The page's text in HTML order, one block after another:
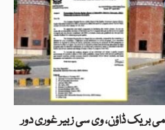
بریک ڈاؤن، وی سی زبیر غوری دور